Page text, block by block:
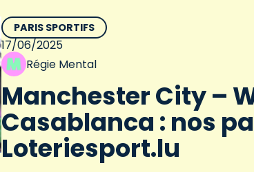
PARIS SPORTIFS
17/06/2025
Régie Mental
Manchester City –
Casablanca : nos
Loteriesport.lu